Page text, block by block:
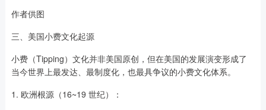
作者供图
三、美国小费文化起源
小费（Tipping）文化并非美国原创，但在美国的发展演变形成了
当今世界上最发达、最制度化，也最具争议的小费文化体系。
1. 欧洲根源（16~19 世纪）：